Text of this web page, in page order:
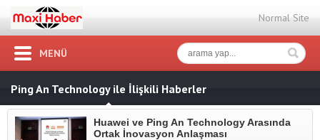
Normal Site
MENÜ
Ping An Technology ile İlişkili Haberler
Huawei ve Ping An Technology Arasında
Ortak İnovasyon Anlaşması